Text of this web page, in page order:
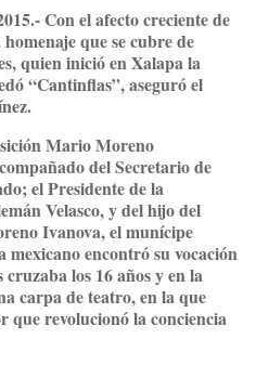
Con el afecto creciente de
que se cubre de
quien inició en Xalapa la
“Cantinflas”, aseguró el
Mario Moreno
del Secretario de
el Presidente de la
Velasco, y del hijo del
Ivanova, el munícipe
encontró su vocación
los 16 años y en la
carpa de teatro, en la que
que revolucionó la conciencia